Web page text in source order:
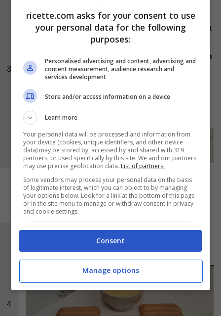
3
ma non dovrà bollire. Trasferite il composto in
un pentolino d’acciaio con il manico in modo da
poterlo immergere a bagnomaria. Con una
frusta manuale continuate a mescolare
almeno
per 15 minuti, finché la crema non si sarà
questo punto toglietelo dalla pentola utilizzata
per la cottura a bagnomaria.
4
zabaione
in coppette monoporzione
con dei biscotti secchi.
ricette.com asks for your consent to use
your personal data for the following
purposes:
Personalised advertising and content, advertising and
content measurement, audience research and
services development
Store and/or access information on a device
Learn more
Your personal data will be processed and information from
your device (cookies, unique identifiers, and other device
data) may be stored by, accessed by and shared with 319
partners, or used specifically by this site. We and our partners
may use precise geolocation data. List of partners.
Some vendors may process your personal data on the basis
of legitimate interest, which you can object to by managing
your options below. Look for a link at the bottom of this page
or in the site menu to manage or withdraw consent in privacy
and cookie settings.
Consent
Manage options